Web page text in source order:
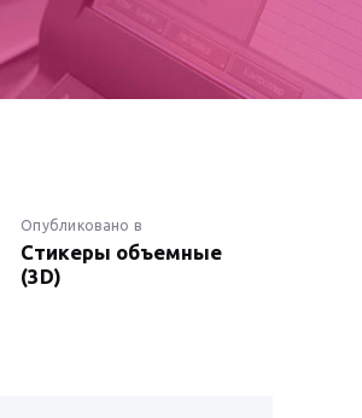
Опубликовано вПредыдущая
запись:
Стикеры объемные
(3D)